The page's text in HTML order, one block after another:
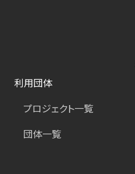
利用団体
プロジェクト一覧
団体一覧